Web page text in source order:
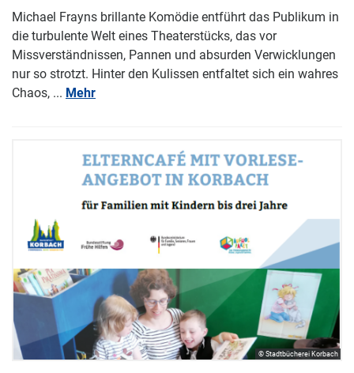
Michael Frayns brillante Komödie entführt das Publikum in
die turbulente Welt eines Theaterstücks, das vor
Missverständnissen, Pannen und absurden Verwicklungen
nur so strotzt. Hinter den Kulissen entfaltet sich ein wahres
Chaos, ... Mehr
© Stadtbücherei Korbach